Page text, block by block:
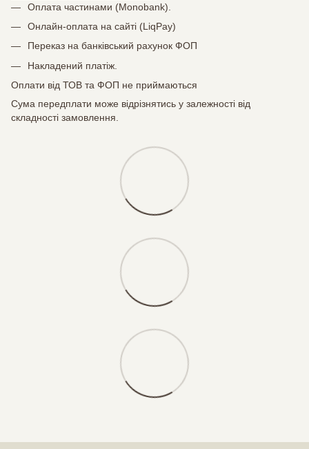
Оплата частинами (Monobank).
Онлайн-оплата на сайті (LiqPay)
Переказ на банківський рахунок ФОП
Накладений платіж.
Оплати від ТОВ та ФОП не приймаються
Сума передплати може відрізнятись у залежності від
складності замовлення.